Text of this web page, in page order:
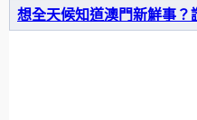
想全天候知道澳門新鮮事？